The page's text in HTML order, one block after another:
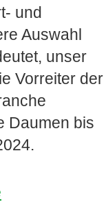
und
Auswahl
unser
Vorreiter der
Daumen bis